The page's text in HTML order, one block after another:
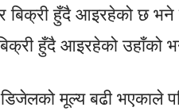
बिक्री हुँदै आइरहेको छ
हुँदै आइरहेको उहाँको
मूल्य बढी भएकाले